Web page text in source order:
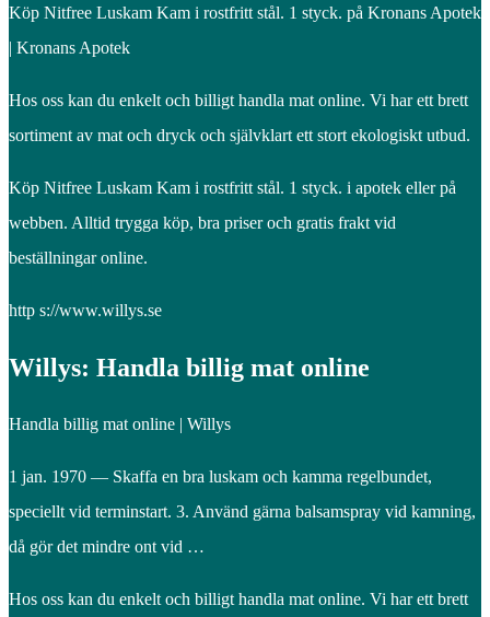
Köp Nitfree Luskam Kam i rostfritt stål. 1 styck. på Kronans Apotek
| Kronans Apotek
Hos oss kan du enkelt och billigt handla mat online. Vi har ett brett
sortiment av mat och dryck och självklart ett stort ekologiskt utbud.
Köp Nitfree Luskam Kam i rostfritt stål. 1 styck. i apotek eller på
webben. Alltid trygga köp, bra priser och gratis frakt vid
beställningar online.
http s://www.willys.se
Willys: Handla billig mat online
Handla billig mat online | Willys
1 jan. 1970 — Skaffa en bra luskam och kamma regelbundet,
speciellt vid terminstart. 3. Använd gärna balsamspray vid kamning,
då gör det mindre ont vid …
Hos oss kan du enkelt och billigt handla mat online. Vi har ett brett